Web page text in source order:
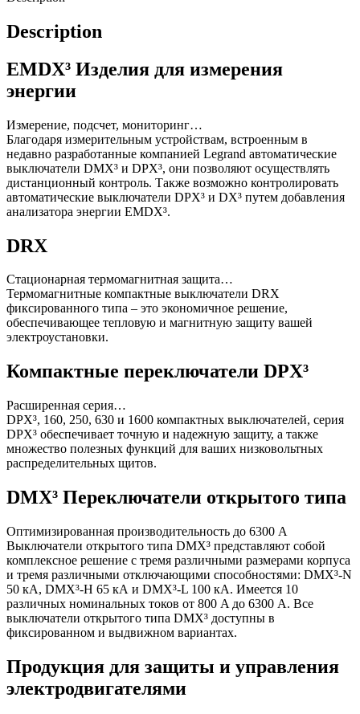
Description
EMDX³ Изделия для измерения
энергии
Измерение, подсчет, мониторинг…
Благодаря измерительным устройствам, встроенным в
недавно разработанные компанией Legrand автоматические
выключатели DMX³ и DPX³, они позволяют осуществлять
дистанционный контроль. Также возможно контролировать
автоматические выключатели DPX³ и DX³ путем добавления
анализатора энергии EMDX³.
DRX
Стационарная термомагнитная защита…
Термомагнитные компактные выключатели DRX
фиксированного типа – это экономичное решение,
обеспечивающее тепловую и магнитную защиту вашей
электроустановки.
Компактные переключатели DPX³
Расширенная серия…
DPX³, 160, 250, 630 и 1600 компактных выключателей, серия
DPX³ обеспечивает точную и надежную защиту, а также
множество полезных функций для ваших низковольтных
распределительных щитов.
DMX³ Переключатели открытого типа
Оптимизированная производительность до 6300 A
Выключатели открытого типа DMX³ представляют собой
комплексное решение с тремя различными размерами корпуса
и тремя различными отключающими способностями: DMX³-N
50 кА, DMX³-H 65 кА и DMX³-L 100 кА. Имеется 10
различных номинальных токов от 800 A до 6300 A. Все
выключатели открытого типа DMX³ доступны в
фиксированном и выдвижном вариантах.
Продукция для защиты и управления
электродвигателями